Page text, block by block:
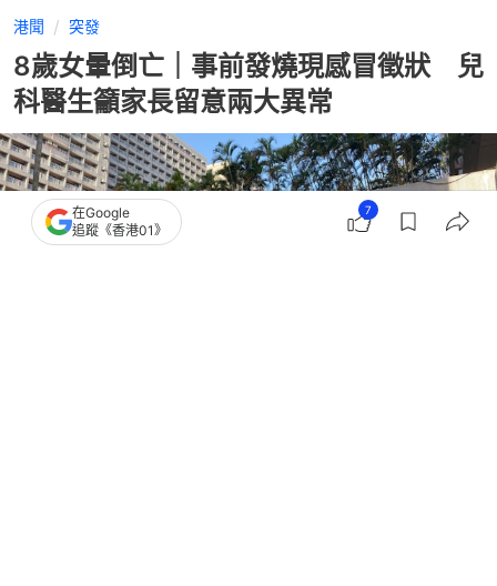
港聞 突發
8歲女暈倒亡｜事前發燒現感冒徵狀 兒
科醫生籲家長留意兩大異常
在Google
追蹤《香港01》
7